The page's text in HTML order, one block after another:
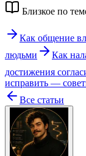
Близкое по
Как общение
людьми
Как
достижения
исправить —
Все статьи